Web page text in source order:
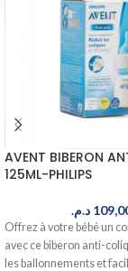
AVENT BIBERON
125ML-PHILIPS
د.م.
Offrez à votre bébé un
avec ce biberon anti-
les ballonnements et